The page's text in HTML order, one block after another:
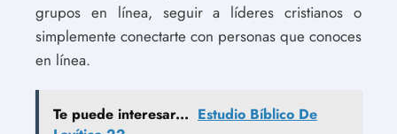
grupos en línea, seguir a líderes cristianos o
simplemente conectarte con personas que conoces
en línea.
Te puede interesar... Estudio Bíblico De